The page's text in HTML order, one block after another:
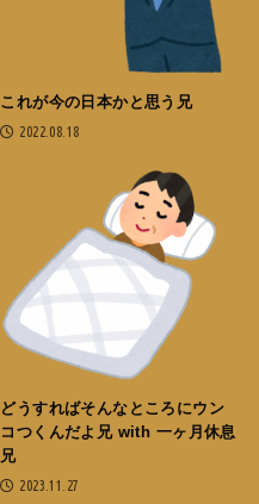
これが今の日本かと思う兄
2022.08.18
どうすればそんなところにウン
コつくんだよ兄 with 一ヶ月休息
兄
2023.11.27